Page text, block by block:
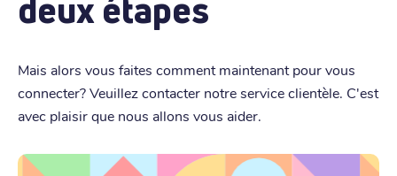
deux étapes
Mais alors vous faites comment maintenant pour vous
connecter? Veuillez contacter notre service clientèle. C'est
avec plaisir que nous allons vous aider.